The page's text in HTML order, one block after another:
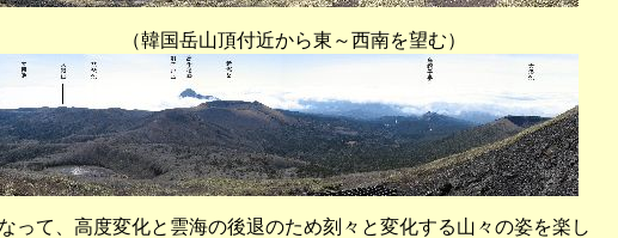
頂付近から東～西南を望む）
って、高度変化と雲海の後退のため刻々と変化する山々の姿を楽し